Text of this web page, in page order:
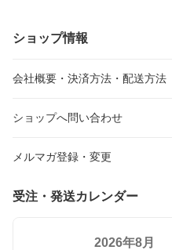
ショップ情報
会社概要・決済方法・配送方法
ショップへ問い合わせ
メルマガ登録・変更
受注・発送カレンダー
2026年8月